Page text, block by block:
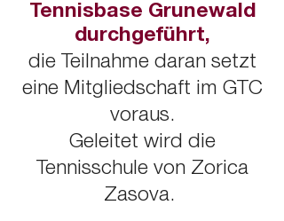
Tennisbase Grunewald
durchgeführt,
die Teilnahme daran setzt
eine Mitgliedschaft im GTC
voraus.
Geleitet wird die
Tennisschule von Zorica
Zasova.